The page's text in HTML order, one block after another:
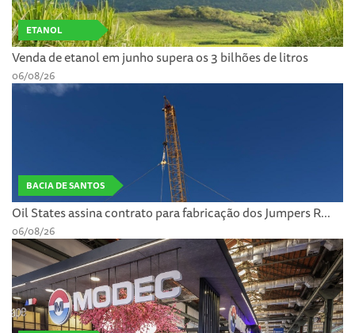
ETANOL
Venda de etanol em junho supera os 3 bilhões de litros
06/08/26
BACIA DE SANTOS
Oil States assina contrato para fabricação dos Jumpers R...
06/08/26